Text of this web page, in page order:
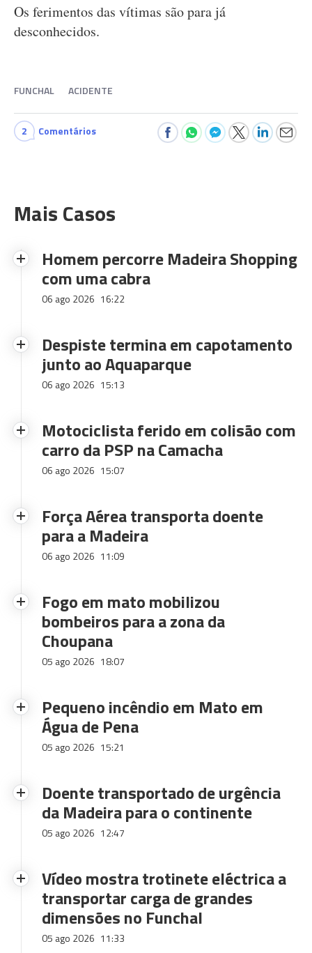
Os ferimentos das vítimas são para já
desconhecidos.
FUNCHAL ACIDENTE
2 Comentários
Mais Casos
Homem percorre Madeira Shopping
com uma cabra
06 ago 2026 16:22
Despiste termina em capotamento
junto ao Aquaparque
06 ago 2026 15:13
Motociclista ferido em colisão com
carro da PSP na Camacha
06 ago 2026 15:07
Força Aérea transporta doente
para a Madeira
06 ago 2026 11:09
Fogo em mato mobilizou
bombeiros para a zona da
Choupana
05 ago 2026 18:07
Pequeno incêndio em Mato em
Água de Pena
05 ago 2026 15:21
Doente transportado de urgência
da Madeira para o continente
05 ago 2026 12:47
Vídeo mostra trotinete eléctrica a
transportar carga de grandes
dimensões no Funchal
05 ago 2026 11:33